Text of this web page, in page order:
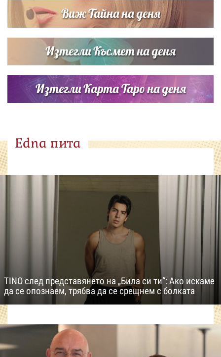
Виж Тайна на деня
Изтегли Късмет на деня
Изтегли Карта Таро на деня
Edna пита
TINO след представянето на „Била си ти“: Ако искаме
да се опознаем, трябва да се срещнем с болката